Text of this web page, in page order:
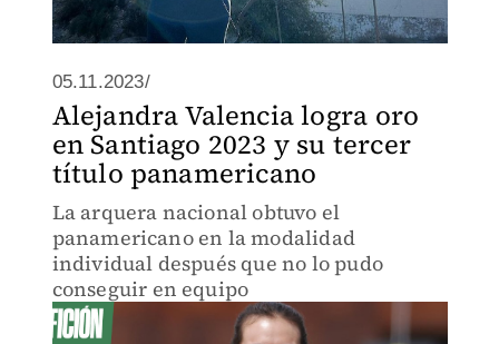
05.11.2023/
Alejandra Valencia logra oro
en Santiago 2023 y su tercer
título panamericano
La arquera nacional obtuvo el
panamericano en la modalidad
individual después que no lo pudo
conseguir en equipo